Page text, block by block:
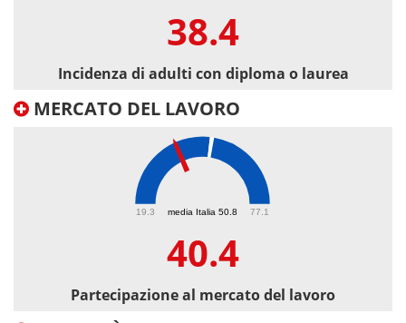
38.4
Incidenza di adulti con diploma o laurea
MERCATO DEL LAVORO
media Italia 50.8
19.3 77.1
40.4
Partecipazione al mercato del lavoro